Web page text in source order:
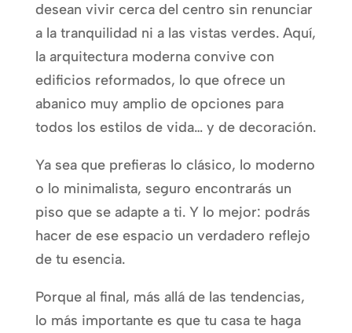
desean vivir cerca del centro sin renunciar
a la tranquilidad ni a las vistas verdes. Aquí,
la arquitectura moderna convive con
edificios reformados, lo que ofrece un
abanico muy amplio de opciones para
todos los estilos de vida… y de decoración.
Ya sea que prefieras lo clásico, lo moderno
o lo minimalista, seguro encontrarás un
piso que se adapte a ti. Y lo mejor: podrás
hacer de ese espacio un verdadero reflejo
de tu esencia.
Porque al final, más allá de las tendencias,
lo más importante es que tu casa te haga